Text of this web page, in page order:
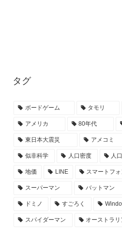
タグ
ボードゲーム タモリ
アメリカ 80年代
東日本大震災 アメコミ
似非科学 人口密度 人口
地価 LINE スマートフォ
スーパーマン バットマン
ドミノ すごろく
スパイダーマン オーストラリ